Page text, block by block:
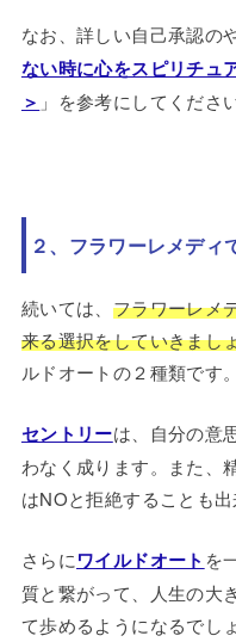
なお、詳しい自己承認の
ない時に心をスピリチュ
＞ 」を参考にしてください
２、フラワーレメディ
続いては、 フラワーレメ
来る選択をしていきまし
ルドオートの２種類です。
セントリーは、自分の意
わなく成ります。また、
はNOと拒絶することも出
さらにワイルドオート を
質と繋がって、人生の大
て歩めるようになるでしょ